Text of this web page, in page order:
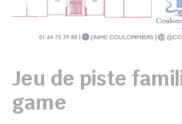
Jeu de piste
game